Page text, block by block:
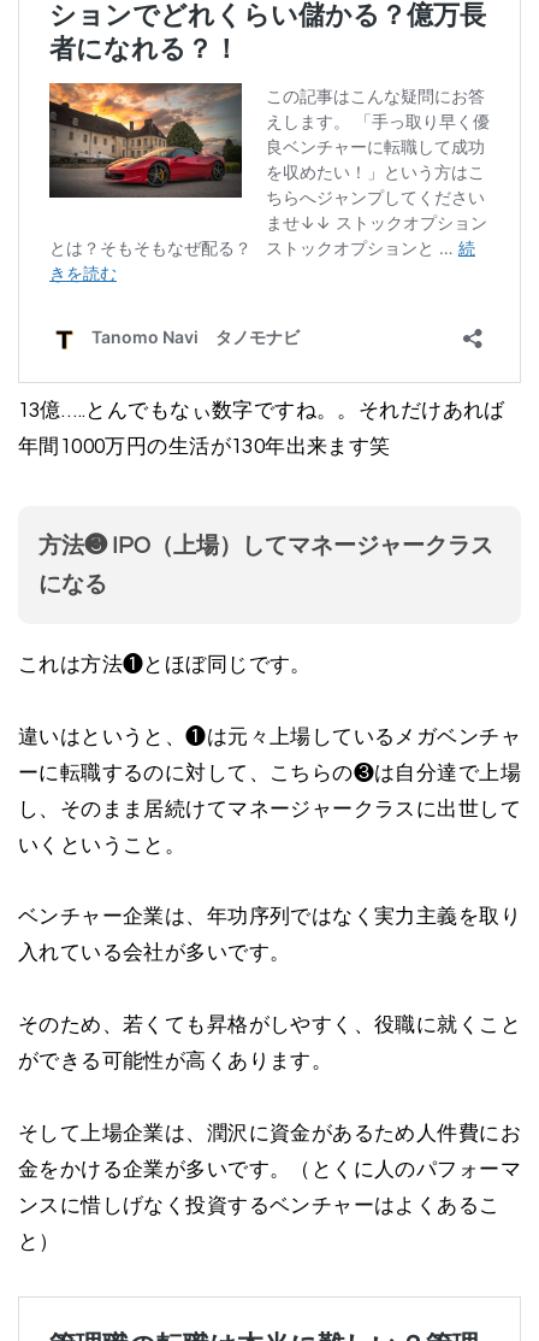
13億…..とんでもなぃ数字ですね。。それだけあれば
年間1000万円の生活が130年出来ます笑
方法❸ IPO（上場）してマネージャークラス
になる
これは方法❶とほぼ同じです。
違いはというと、❶は元々上場しているメガベンチャ
ーに転職するのに対して、こちらの❸は自分達で上場
し、そのまま居続けてマネージャークラスに出世して
いくということ。
ベンチャー企業は、年功序列ではなく実力主義を取り
入れている会社が多いです。
そのため、若くても昇格がしやすく、役職に就くこと
ができる可能性が高くあります。
そして上場企業は、潤沢に資金があるため人件費にお
金をかける企業が多いです。（とくに人のパフォーマ
ンスに惜しげなく投資するベンチャーはよくあるこ
と）